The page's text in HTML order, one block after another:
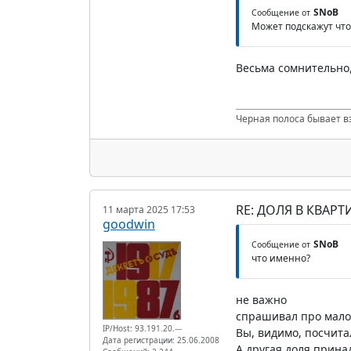
Сообщение от SNoB
Может подскажут
Весьма
Черная полоса бывает
11 марта 2025 17:53
goodwin
IP/Host: 93.191.20.---
Дата регистрации: 25.06.2008
RE: ДОЛЯ В
Сообщение от SNoB
что именно?
не важно
спрашивал про
Вы, видимо,